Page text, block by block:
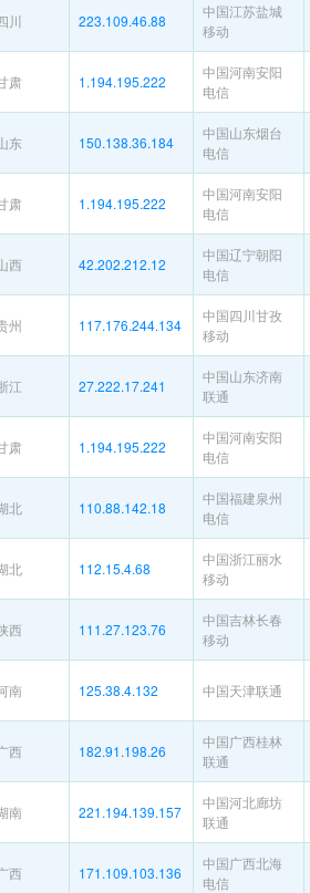
川 223.109.46.88
中国江苏盐城
移动
肃 1.194.195.222
中国河南安阳
电信
东 150.138.36.184
中国山东烟台
电信
肃 1.194.195.222
中国河南安阳
电信
西 42.202.212.12
中国辽宁朝阳
电信
州 117.176.244.134
中国四川甘孜
移动
江 27.222.17.241
中国山东济南
联通
肃 1.194.195.222
中国河南安阳
电信
北 110.88.142.18
中国福建泉州
电信
北 112.15.4.68
中国浙江丽水
移动
西 111.27.123.76
中国吉林长春
移动
南 125.38.4.132 中国天津联通
西 182.91.198.26
中国广西桂林
联通
南 221.194.139.157
中国河北廊坊
联通
西 171.109.103.136
中国广西北海
电信